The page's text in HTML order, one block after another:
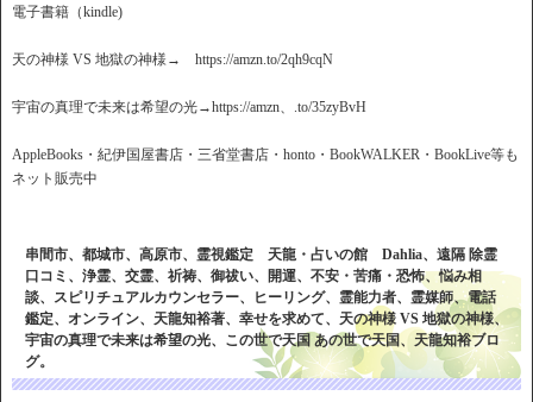
電子書籍（kindle)
天の神様 VS 地獄の神様→ https://amzn.to/2qh9cqN
宇宙の真理で未来は希望の光→https://amzn、.to/35zyBvH
AppleBooks・紀伊国屋書店・三省堂書店・honto・BookWALKER・BookLive等も
ネット販売中
串間市、都城市、高原市、霊視鑑定 天龍・占いの館 Dahlia、遠隔 除霊
口コミ、浄霊、交霊、祈祷、御祓い、開運、不安・苦痛・恐怖、悩み相
談、スピリチュアルカウンセラー、ヒーリング、霊能力者、霊媒師、電話
鑑定、オンライン、天龍知裕著、幸せを求めて、天の神様 VS 地獄の神様、
宇宙の真理で未来は希望の光、この世で天国 あの世で天国、天龍知裕ブロ
グ。